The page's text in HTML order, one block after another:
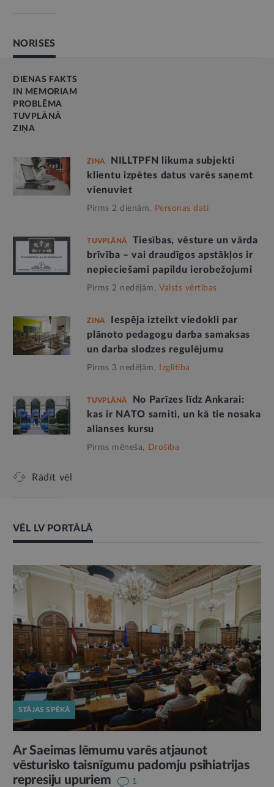
NORISES
DIENAS FAKTS
IN MEMORIAM
PROBLĒMA
TUVPLĀNĀ
ZIŅA
ZIŅA
NILLTPFN likuma subjekti
klientu izpētes datus varēs saņemt
vienuviet
Pirms 2 dienām, Personas dati
TUVPLĀNĀ
Tiesības, vēsture un vārda
brīvība – vai draudīgos apstākļos ir
nepieciešami papildu ierobežojumi
Pirms 2 nedēļām, Valsts vērtības
ZIŅA
Iespēja izteikt viedokli par
plānoto pedagogu darba samaksas
un darba slodzes regulējumu
Pirms 3 nedēļām, Izglītība
TUVPLĀNĀ
No Parīzes līdz Ankarai:
kas ir NATO samiti, un kā tie nosaka
alianses kursu
Pirms mēneša, Drošība
Rādīt vēl
VĒL LV PORTĀLĀ
STĀJAS SPĒKĀ
Ar Saeimas lēmumu varēs atjaunot
vēsturisko taisnīgumu padomju psihiatrijas
represiju upuriem
1